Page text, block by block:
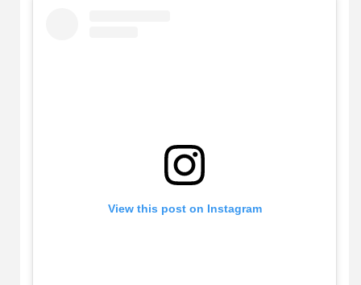
View this post on Instagram